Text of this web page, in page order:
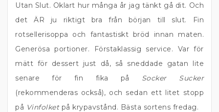
Utan Slut. Oklart hur många år jag tänkt gå dit. Och
det ÄR ju riktigt bra från början till slut. Fin
rotsellerisoppa och fantastiskt bröd innan maten.
Generösa portioner. Förstaklassig service. Var för
mätt för dessert just då, så sneddade gatan lite
senare för fin fika på Socker Sucker
(rekommenderas också), och sedan ett litet stopp
på Vinfolketpå krypavstånd. Bästa sortens fredag.